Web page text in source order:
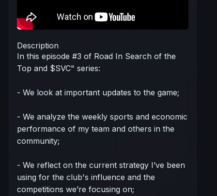
Description
In this episode #3 of Road In Search of the
Top and $SVC" series:
- We look at important updates to the game;
- We analyze the weekly sports and economic
performance of my team and others in the
community;
- We reflect on the current strategy I’ve been
using for the club's influence and the
competitions we’re focusing on;